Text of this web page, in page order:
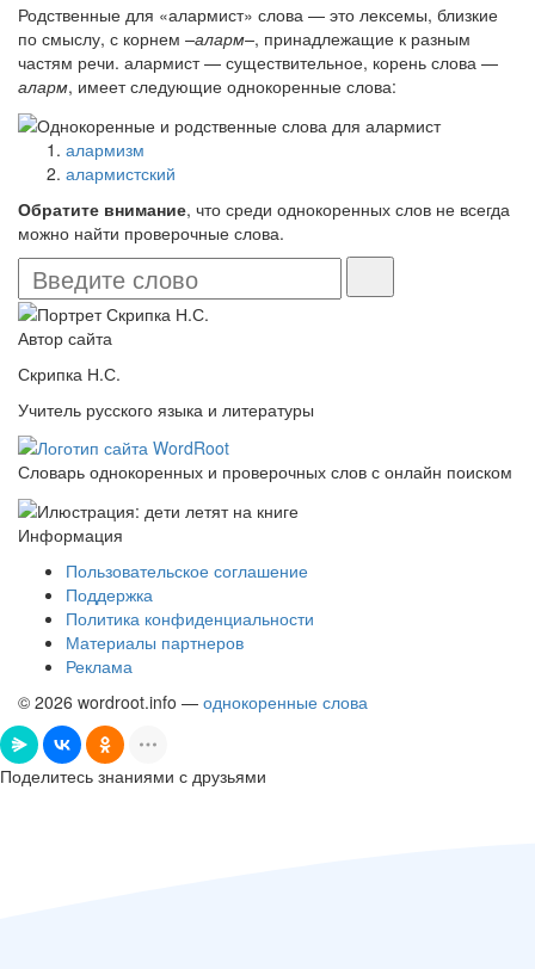
Родственные для «алармист» слова — это лексемы, близкие
по смыслу, с корнем –аларм–, принадлежащие к разным
частям речи. алармист — существительное, корень слова —
аларм, имеет следующие однокоренные слова:
алармизм
алармистский
Обратите внимание, что среди однокоренных слов не всегда
можно найти проверочные слова.
Автор сайта
Скрипка Н.С.
Учитель русского языка и литературы
Словарь однокоренных и проверочных слов с онлайн поиском
Информация
Пользовательское соглашение
Поддержка
Политика конфиденциальности
Материалы партнеров
Реклама
© 2026 wordroot.info — однокоренные слова
Поделитесь знаниями с друзьями